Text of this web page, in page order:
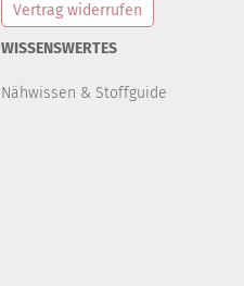
Vertrag widerrufen
WISSENSWERTES
Nähwissen & Stoffguide